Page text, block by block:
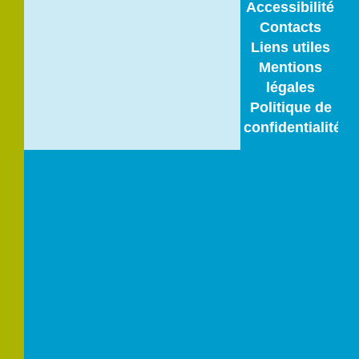
Accessibilité
Contacts
Liens utiles
Mentions
légales
Politique de
confidentialité